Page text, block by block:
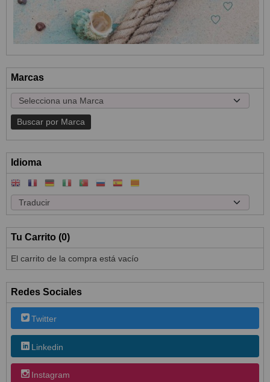
Marcas
Idioma
Tu Carrito (0)
El carrito de la compra está vacío
Redes Sociales
Twitter
Linkedin
Instagram